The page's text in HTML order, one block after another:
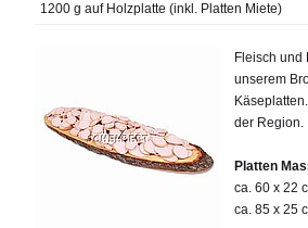
1200 g auf Holzplatte (inkl. Platten Miete)
Fleisch und
unserem
der Region.
Platten
ca. 60 x 22
ca. 85 x 25